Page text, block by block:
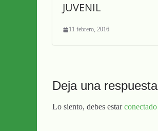
JUVENIL
11 febrero, 2016
Deja una respuesta
Lo siento, debes estarconectado